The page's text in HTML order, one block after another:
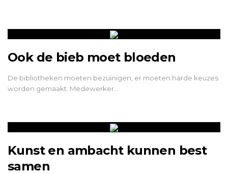
Ook de bieb moet bloeden
De bibliotheken moeten bezuinigen, er moeten harde keuzes
worden gemaakt. Medewerker…
Kunst en ambacht kunnen best
samen